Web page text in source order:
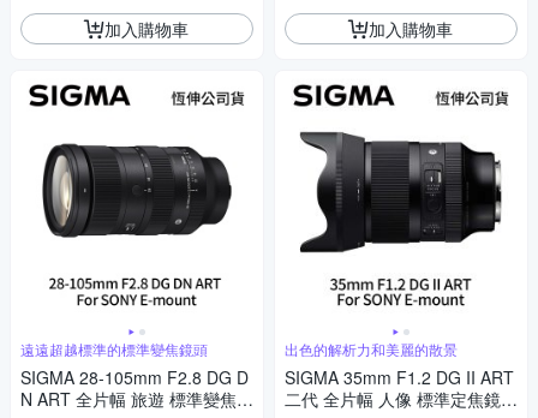
加入購物車
遠遠超越標準的標準變焦鏡頭
SIGMA 28-105mm F2.8 DG D
N ART 全片幅 旅遊 標準變焦鏡
加入購物車
出色的解析力和美麗的散景
SIGMA 35mm F1.2 DG II ART
二代 全片幅 人像 標準定焦鏡頭